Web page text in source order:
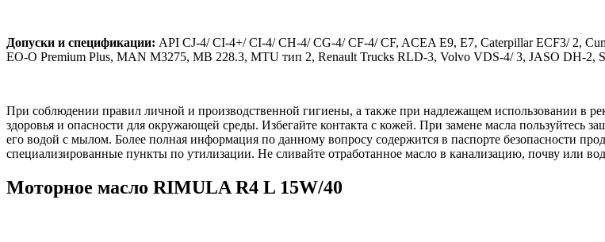
Допуски и спецификации: API CJ-4/ CI-4+/ CI-4/ CH-4/ CG-4/ CF-4/ CF, ACEA E9, E7, Caterpillar ECF3/ 2,
EO-O Premium Plus, MAN M3275, MB 228.3, MTU тип 2, Renault Trucks RLD-3, Volvo VDS-4/ 3, JASO DH-2,
При соблюдении правил личной и производственной гигиены, а также при надлежащем использовании в
здоровья и опасности для окружающей среды. Избегайте контакта с кожей. При замене масла
его водой с мылом. Более полная информация по данному вопросу содержится в паспорте безопасности
специализированные пункты по утилизации. Не сливайте отработанное масло в канализацию, почву или
Моторное масло RIMULA R4 L 15W/40